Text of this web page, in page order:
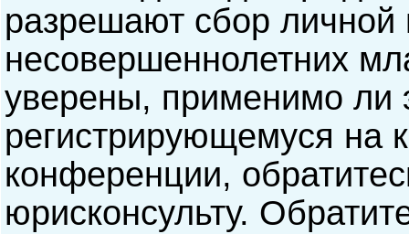
разрешают сбор
несовершеннолетних
уверены, применимо ли
регистрирующемуся на
конференции,
юрисконсульту.